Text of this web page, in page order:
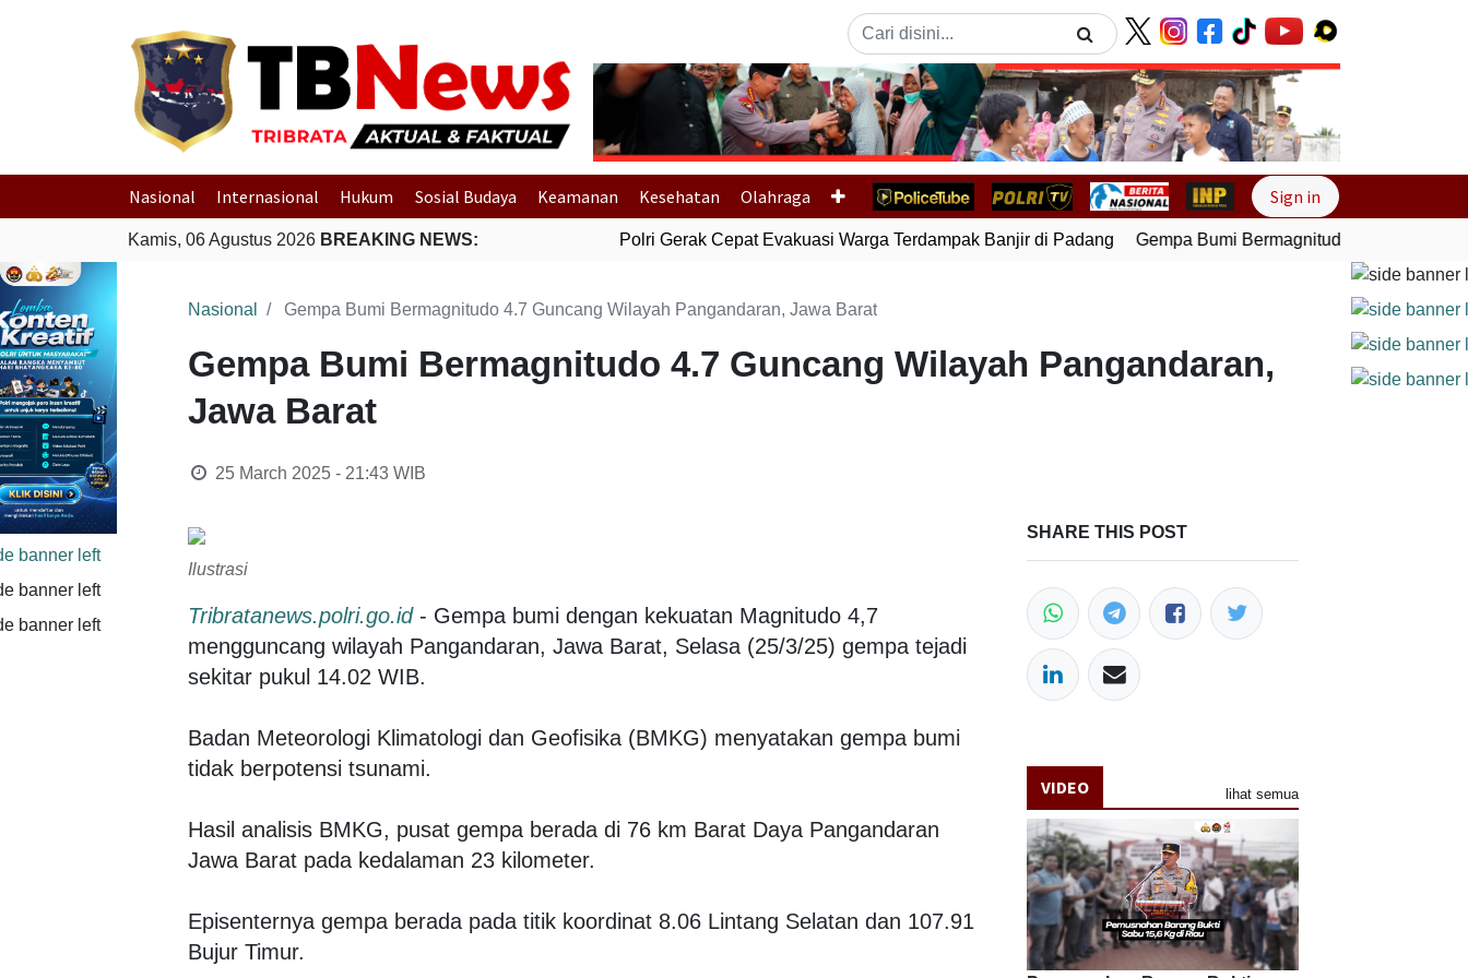
Previous Next
Nasional Internasional Hukum Sosial Budaya Keamanan Kesehatan Olahraga Sign in
Kamis, 06 Agustus 2026 BREAKING NEWS: Polri Gerak Cepat Evakuasi Warga Terdampak Banjir di Padang Gempa Bumi Bermagnitudo 5,1 Kembali
Nasional Gempa Bumi Bermagnitudo 4.7 Guncang Wilayah Pangandaran, Jawa Barat
Gempa Bumi Bermagnitudo 4.7 Guncang Wilayah Pangandaran,
Jawa Barat
25 March 2025 - 21:43WIB
Ilustrasi
Tribratanews.polri.go.id- Gempa bumi dengan kekuatan Magnitudo 4,7
mengguncang wilayah Pangandaran, Jawa Barat, Selasa (25/3/25) gempa tejadi
sekitar pukul 14.02 WIB.
Badan Meteorologi Klimatologi dan Geofisika (BMKG) menyatakan gempa bumi
tidak berpotensi tsunami.
Hasil analisis BMKG, pusat gempa berada di 76 km Barat Daya Pangandaran
Jawa Barat pada kedalaman 23 kilometer.
Episenternya gempa berada pada titik koordinat 8.06 Lintang Selatan dan 107.91
Bujur Timur.
SHARE THIS POST
VIDEO lihat semua